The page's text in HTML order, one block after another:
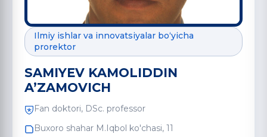
Ilmiy ishlar va innovatsiyalar bo‘yicha
prorektor
SAMIYEV KAMOLIDDIN
A’ZAMOVICH
Fan doktori, DSc. professor
Buxoro shahar M.Iqbol ko'chasi, 11